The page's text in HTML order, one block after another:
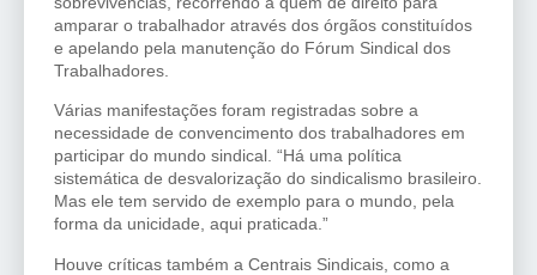
amparar o trabalhador através dos órgãos constituídos
e apelando pela manutenção do Fórum Sindical dos
Trabalhadores.
Várias manifestações foram registradas sobre a
necessidade de convencimento dos trabalhadores em
participar do mundo sindical. “Há uma política
sistemática de desvalorização do sindicalismo brasileiro.
Mas ele tem servido de exemplo para o mundo, pela
forma da unicidade, aqui praticada.”
Houve críticas também a Centrais Sindicais, como a